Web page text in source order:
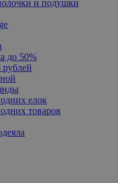
и подушки
до 50%
елок
товаров